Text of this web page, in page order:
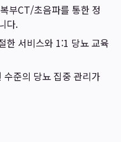
부CT/초음파를 통한 정
다.
한 서비스와 1:1 당뇨 교육
준의 당뇨 집중 관리가